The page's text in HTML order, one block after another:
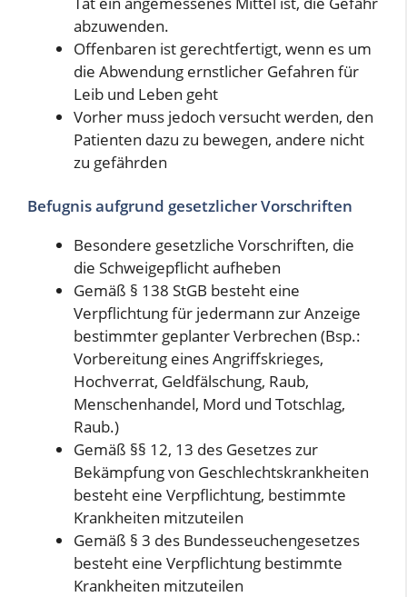
abzuwenden.
Offenbaren ist gerechtfertigt, wenn es um
die Abwendung ernstlicher Gefahren für
Leib und Leben geht
Vorher muss jedoch versucht werden, den
Patienten dazu zu bewegen, andere nicht
zu gefährden
Befugnis aufgrund gesetzlicher Vorschriften
Besondere gesetzliche Vorschriften, die
die Schweigepflicht aufheben
Gemäß § 138 StGB besteht eine
Verpflichtung für jedermann zur Anzeige
bestimmter geplanter Verbrechen (Bsp.:
Vorbereitung eines Angriffskrieges,
Hochverrat, Geldfälschung, Raub,
Menschenhandel, Mord und Totschlag,
Raub.)
Gemäß §§ 12, 13 des Gesetzes zur
Bekämpfung von Geschlechtskrankheiten
besteht eine Verpflichtung, bestimmte
Krankheiten mitzuteilen
Gemäß § 3 des Bundesseuchengesetzes
besteht eine Verpflichtung bestimmte
Krankheiten mitzuteilen